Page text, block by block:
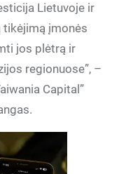
Lietuvoje ir
įmonės
jos plėtrą ir
regionuose”, –
Capital”